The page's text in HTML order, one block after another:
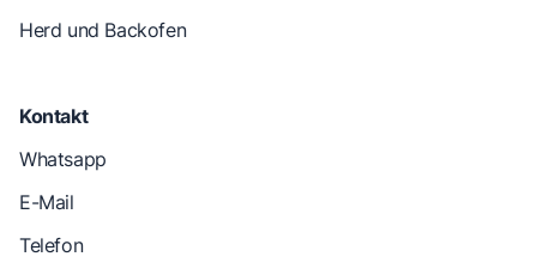
Herd und Backofen
Kontakt
Whatsapp
E-Mail
Telefon